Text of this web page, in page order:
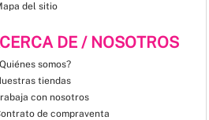
del sitio
DE / NOSOTROS
somos?
tiendas
con nosotros
de compraventa